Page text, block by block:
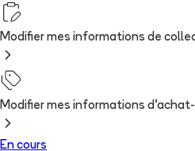
Modifier mes informations de
Modifier mes informations
En cours